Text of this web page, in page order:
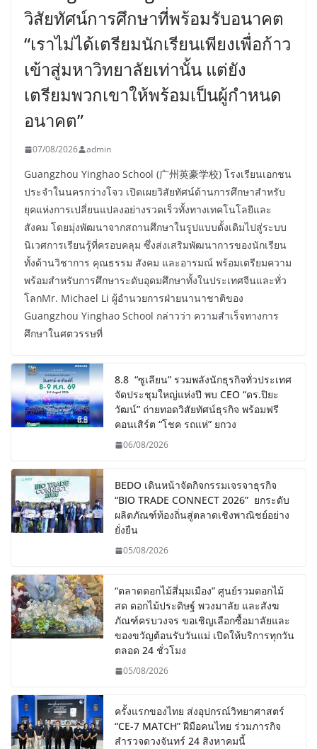
วิสัยทัศน์การศึกษาที่พร้อมรับอนาคต
“เราไม่ได้เตรียมนักเรียนเพียงเพื่อก้าว
เข้าสู่มหาวิทยาลัยเท่านั้น แต่ยัง
เตรียมพวกเขาให้พร้อมเป็นผู้กำหนด
อนาคต”
07/08/2026 admin
Guangzhou Yinghao School (广州英豪学校) โรงเรียนเอกชน
ประจำในนครกว่างโจว เปิดเผยวิสัยทัศน์ด้านการศึกษาสำหรับ
ยุคแห่งการเปลี่ยนแปลงอย่างรวดเร็วทั้งทางเทคโนโลยีและ
สังคม โดยมุ่งพัฒนาจากสถานศึกษาในรูปแบบดั้งเดิมไปสู่ระบบ
นิเวศการเรียนรู้ที่ครอบคลุม ซึ่งส่งเสริมพัฒนาการของนักเรียน
ทั้งด้านวิชาการ คุณธรรม สังคม และอารมณ์ พร้อมเตรียมความ
พร้อมสำหรับการศึกษาระดับอุดมศึกษาทั้งในประเทศจีนและทั่ว
โลกMr. Michael Li ผู้อำนวยการฝ่ายนานาชาติของ
Guangzhou Yinghao School กล่าวว่า ความสำเร็จทางการ
ศึกษาในศตวรรษที่
8.8 “ซูเลียน” รวมพลังนักธุรกิจทั่วประเทศ
จัดประชุมใหญ่แห่งปี พบ CEO “ดร.ปิยะ
วัฒน์” ถ่ายทอดวิสัยทัศน์ธุรกิจ พร้อมฟรี
คอนเสิร์ต “โชค รถแห่” ยกวง
06/08/2026
BEDO เดินหน้าจัดกิจกรรมเจรจาธุรกิจ
“BIO TRADE CONNECT 2026” ยกระดับ
ผลิตภัณฑ์ท้องถิ่นสู่ตลาดเชิงพาณิชย์อย่าง
ยั่งยืน
05/08/2026
“ตลาดดอกไม้สี่มุมเมือง” ศูนย์รวมดอกไม้
สด ดอกไม้ประดิษฐ์ พวงมาลัย และสังฆ
ภัณฑ์ครบวงจร ขอเชิญเลือกซื้อมาลัยและ
ของขวัญต้อนรับวันแม่ เปิดให้บริการทุกวัน
ตลอด 24 ชั่วโมง
05/08/2026
ครั้งแรกของไทย ส่งอุปกรณ์วิทยาศาสตร์
“CE-7 MATCH” ฝีมือคนไทย ร่วมภารกิจ
สำรวจดวงจันทร์ 24 สิงหาคมนี้